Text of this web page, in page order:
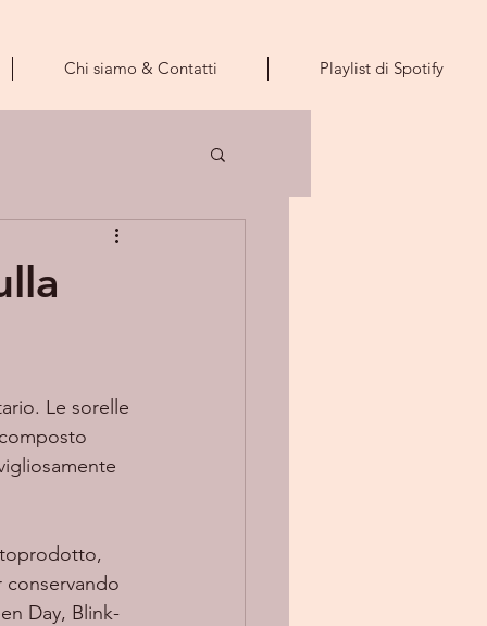
Chi siamo & Contatti Playlist di Spotify
Le sorelle
Day, Blink-